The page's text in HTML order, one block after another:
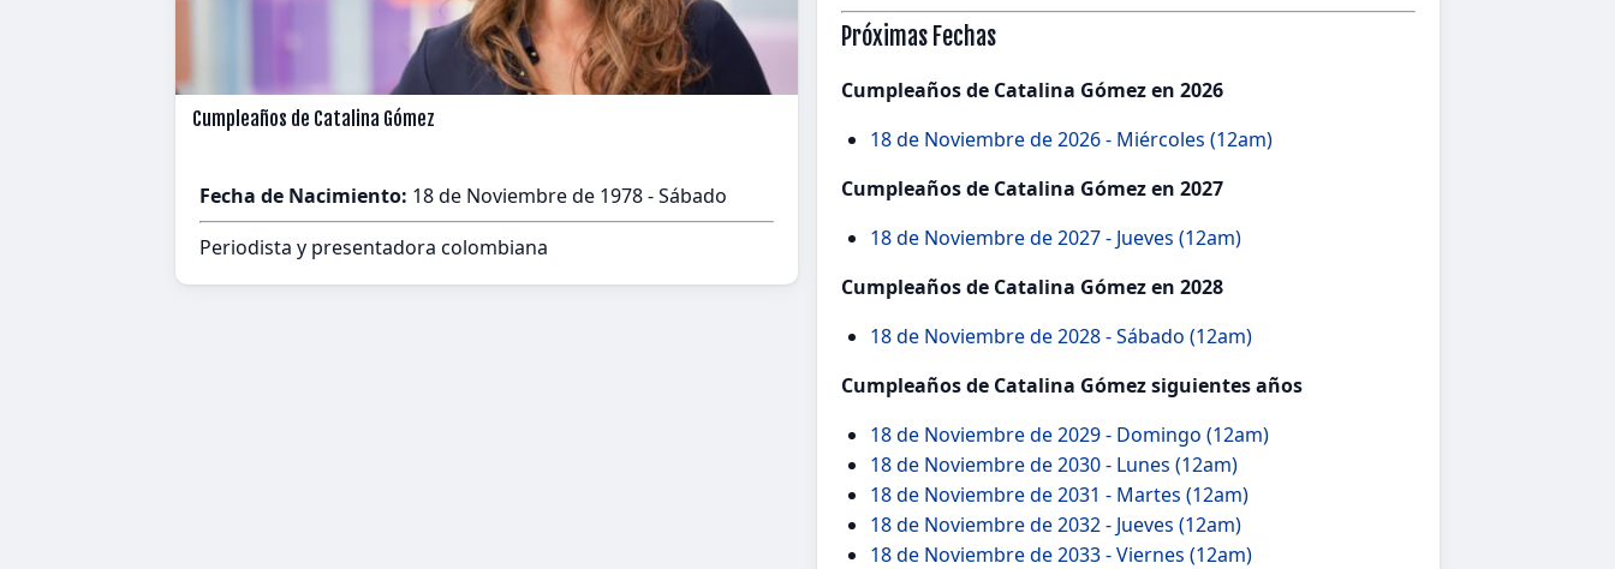
Cumpleaños de Catalina Gómez
Fecha de Nacimiento: 18 de Noviembre de 1978 - Sábado
Periodista y presentadora colombiana
Próximas Fechas
Cumpleaños de Catalina Gómez en 2026
18 de Noviembre de 2026 - Miércoles (12am)
Cumpleaños de Catalina Gómez en 2027
18 de Noviembre de 2027 - Jueves (12am)
Cumpleaños de Catalina Gómez en 2028
18 de Noviembre de 2028 - Sábado (12am)
Cumpleaños de Catalina Gómez siguientes años
18 de Noviembre de 2029 - Domingo (12am)
18 de Noviembre de 2030 - Lunes (12am)
18 de Noviembre de 2031 - Martes (12am)
18 de Noviembre de 2032 - Jueves (12am)
18 de Noviembre de 2033 - Viernes (12am)